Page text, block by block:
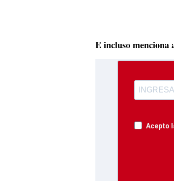
E incluso menciona
Acepto